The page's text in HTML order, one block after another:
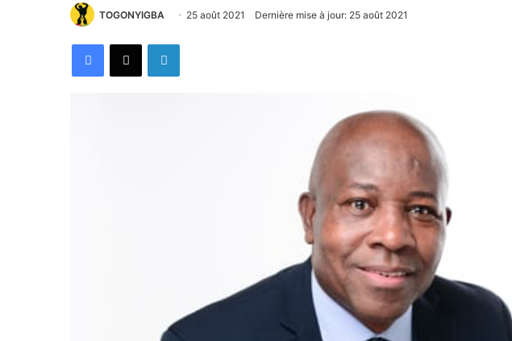
TOGONYIGBA 25 août 2021 Dernière mise à jour: 25 août 2021
FacebookX Linkedin